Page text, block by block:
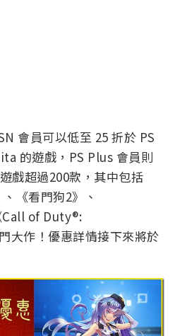
會員可以低至 25 折於 PS
的遊戲，PS Plus 會員則
戲超過200款，其中包括
、《看門狗2》、
of Duty®:
作！優惠詳情接下來將於